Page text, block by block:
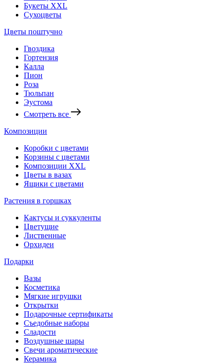
Букеты XXL
Сухоцветы
Цветы поштучно
Гвоздика
Гортензия
Калла
Пион
Роза
Тюльпан
Эустома
Смотреть все
Композиции
Коробки с цветами
Корзины с цветами
Композиции XXL
Цветы в вазах
Ящики с цветами
Растения в горшках
Кактусы и суккуленты
Цветущие
Лиственные
Орхидеи
Подарки
Вазы
Косметика
Мягкие игрушки
Открытки
Подарочные сертификаты
Съедобные наборы
Сладости
Воздушные шары
Свечи ароматические
Керамика